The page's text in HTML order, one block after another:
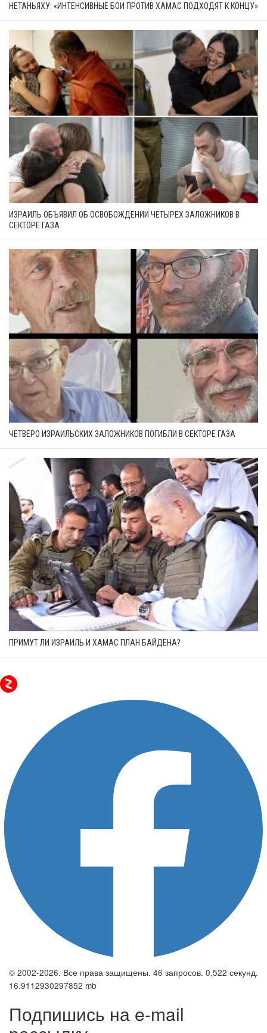
НЕТАНЬЯХУ: «ИНТЕНСИВНЫЕ БОИ ПРОТИВ ХАМАС ПОДХОДЯТ К КОНЦУ»
ИЗРАИЛЬ ОБЪЯВИЛ ОБ ОСВОБОЖДЕНИИ ЧЕТЫРЁХ ЗАЛОЖНИКОВ В
СЕКТОРЕ ГАЗА
ЧЕТВЕРО ИЗРАИЛЬСКИХ ЗАЛОЖНИКОВ ПОГИБЛИ В СЕКТОРЕ ГАЗА
ПРИМУТ ЛИ ИЗРАИЛЬ И ХАМАС ПЛАН БАЙДЕНА?
© 2002-2026. Все права защищены. 46 запросов. 0,522 секунд.
16.9112930297852 mb
Подпишись на e-mail